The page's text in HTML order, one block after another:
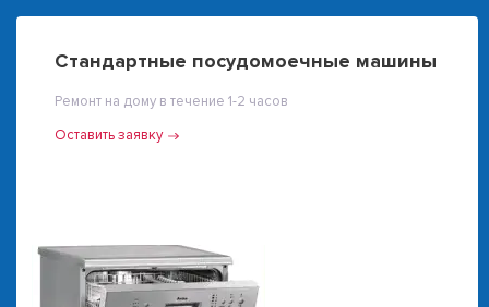
Стандартные посудомоечные машины
Ремонт на дому в течение 1-2 часов
Оставить заявку